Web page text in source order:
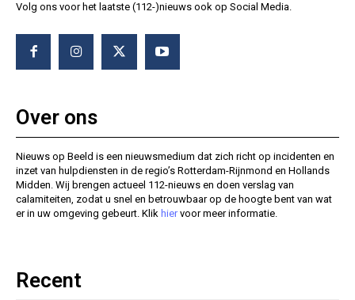
Volg ons voor het laatste (112-)nieuws ook op Social Media.
Over ons
Nieuws op Beeld is een nieuwsmedium dat zich richt op incidenten en
inzet van hulpdiensten in de regio’s Rotterdam-Rijnmond en Hollands
Midden. Wij brengen actueel 112-nieuws en doen verslag van
calamiteiten, zodat u snel en betrouwbaar op de hoogte bent van wat
er in uw omgeving gebeurt. Klik hiervoor meer informatie.
Recent